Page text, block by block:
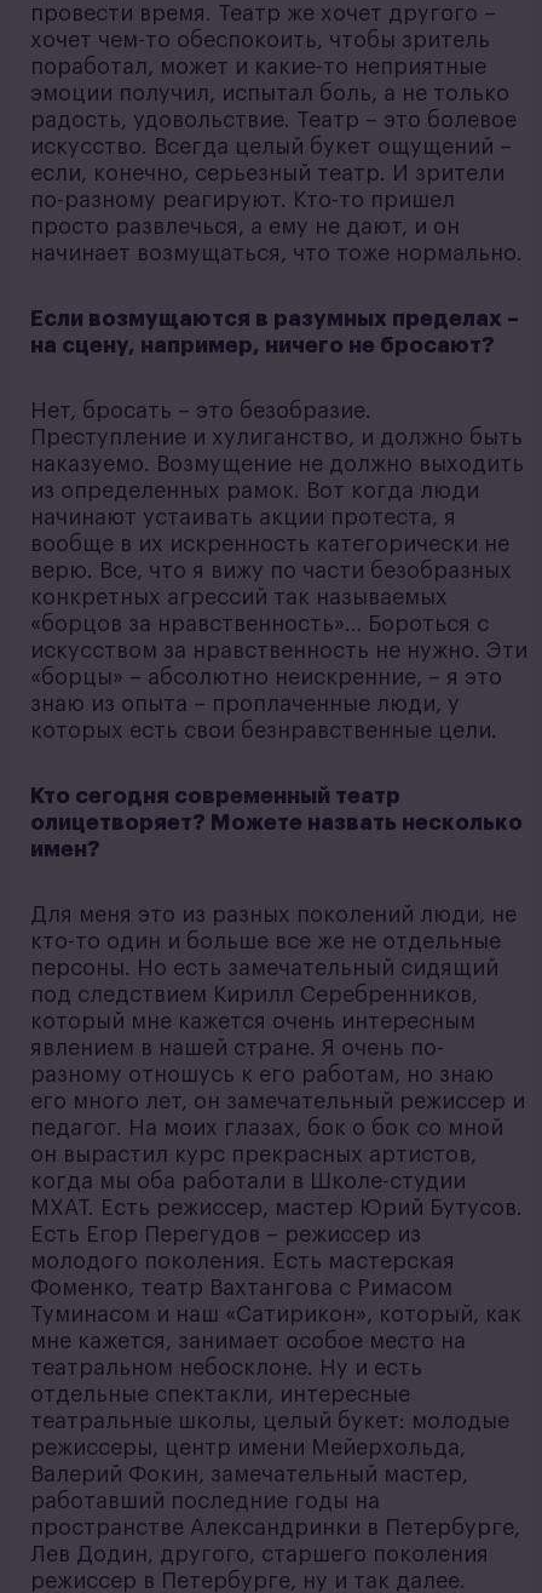
провести время. Театр же хочет другого –
хочет чем-то обеспокоить, чтобы зритель
поработал, может и какие-то неприятные
эмоции получил, испытал боль, а не только
радость, удовольствие. Театр – это болевое
искусство. Всегда целый букет ощущений –
если, конечно, серьезный театр. И зрители
по-разному реагируют. Кто-то пришел
просто развлечься, а ему не дают, и он
начинает возмущаться, что тоже нормально.
Если возмущаются в разумных пределах –
на сцену, например, ничего не бросают?
Нет, бросать – это безобразие.
Преступление и хулиганство, и должно быть
наказуемо. Возмущение не должно выходить
из определенных рамок. Вот когда люди
начинают устаивать акции протеста, я
вообще в их искренность категорически не
верю. Все, что я вижу по части безобразных
конкретных агрессий так называемых
«борцов за нравственность»… Бороться с
искусством за нравственность не нужно. Эти
«борцы» – абсолютно неискренние, – я это
знаю из опыта – проплаченные люди, у
которых есть свои безнравственные цели.
Кто сегодня современный театр
олицетворяет? Можете назвать несколько
имен?
Для меня это из разных поколений люди, не
кто-то один и больше все же не отдельные
персоны. Но есть замечательный сидящий
под следствием Кирилл Серебренников,
который мне кажется очень интересным
явлением в нашей стране. Я очень по-
разному отношусь к его работам, но знаю
его много лет, он замечательный режиссер и
педагог. На моих глазах, бок о бок со мной
он вырастил курс прекрасных артистов,
когда мы оба работали в Школе-студии
МХАТ. Есть режиссер, мастер Юрий Бутусов.
Есть Егор Перегудов – режиссер из
молодого поколения. Есть мастерская
Фоменко, театр Вахтангова с Римасом
Туминасом и наш «Сатирикон», который, как
мне кажется, занимает особое место на
театральном небосклоне. Ну и есть
отдельные спектакли, интересные
театральные школы, целый букет: молодые
режиссеры, центр имени Мейерхольда,
Валерий Фокин, замечательный мастер,
работавший последние годы на
пространстве Александринки в Петербурге,
Лев Додин, другого, старшего поколения
режиссер в Петербурге, ну и так далее.